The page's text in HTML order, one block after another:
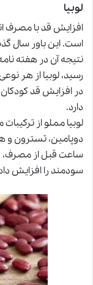
لوبیا
افزایش قد با مصرف
است. این باور سال
نتیجه آن در هفته
رسید، لوبیا از هر
در افزایش قد
دارد.
لوبیا مملو از
ساعت قبل از مصرف،
سودمند را افزایش